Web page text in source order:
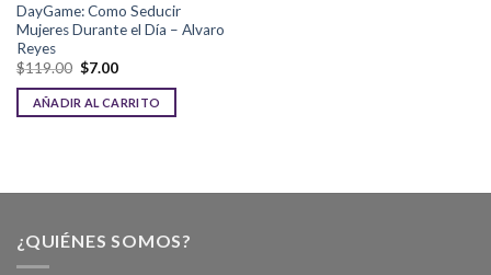
DayGame: Como Seducir
Mujeres Durante el Día – Alvaro
Reyes
$119.00 $7.00
AÑADIR AL CARRITO
¿QUIÉNES SOMOS?